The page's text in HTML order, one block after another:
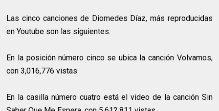
Las cinco canciones de Diomedes Díaz, más reproducidas
en Youtube son las siguientes:
En la posición número cinco se ubica la canción Volvamos,
con 3,016,776 vistas
En la casilla número cuatro está el video de la canción Sin